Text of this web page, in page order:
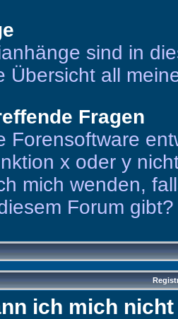
sind in
Übersicht all
Fragen
Forensoftware
x oder y
mich wenden,
Forum gibt?
ich mich